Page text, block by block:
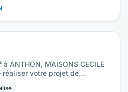
ANTHON, MAISONS CECILE
réaliser votre projet de